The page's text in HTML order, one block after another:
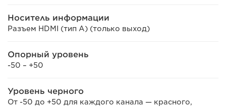
Носитель информации
Разъем HDMI (тип A) (только выход)
Опорный уровень
-50 – +50
Уровень черного
От -50 до +50 для каждого канала — красного,